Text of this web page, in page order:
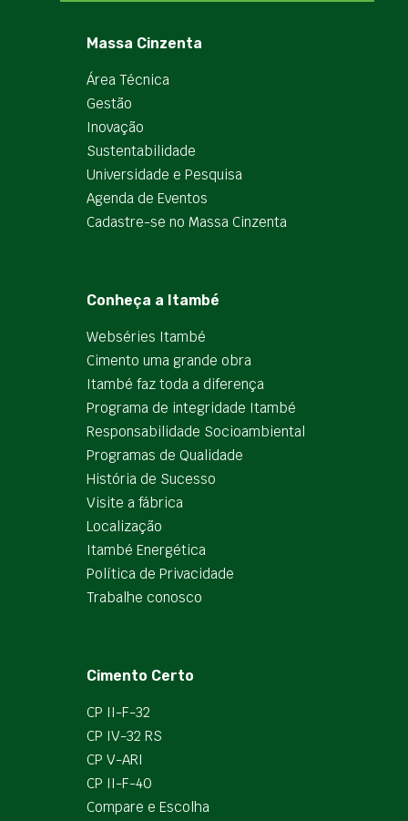
Massa Cinzenta
Área Técnica
Gestão
Inovação
Sustentabilidade
Universidade e Pesquisa
Agenda de Eventos
Cadastre-se no Massa Cinzenta
Conheça a Itambé
Webséries Itambé
Cimento uma grande obra
Itambé faz toda a diferença
Programa de integridade Itambé
Responsabilidade Socioambiental
Programas de Qualidade
História de Sucesso
Visite a fábrica
Localização
Itambé Energética
Política de Privacidade
Trabalhe conosco
Cimento Certo
CP II-F-32
CP IV-32 RS
CP V-ARI
CP II-F-40
Compare e Escolha